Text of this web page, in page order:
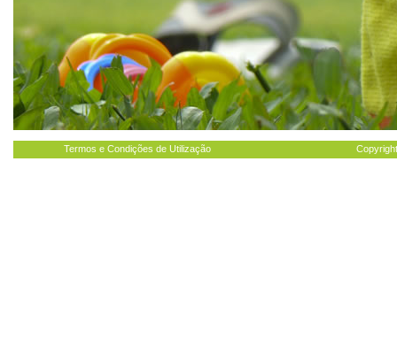
Termos e Condições de Utilização